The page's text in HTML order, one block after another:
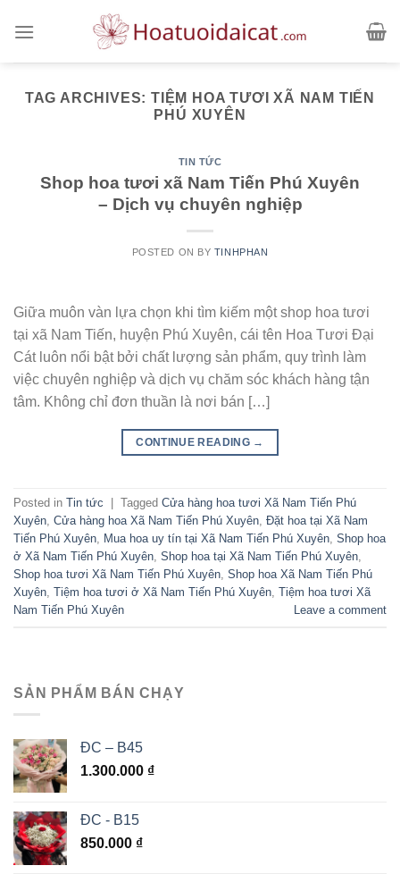
TAG ARCHIVES:TIỆM HOA TƯƠI XÃ NAM TIẾN
PHÚ XUYÊN
TIN TỨC
Shop hoa tươi xã Nam Tiến Phú Xuyên
– Dịch vụ chuyên nghiệp
POSTED ON BY TINHPHAN
Giữa muôn vàn lựa chọn khi tìm kiếm một shop hoa tươi
tại xã Nam Tiến, huyện Phú Xuyên, cái tên Hoa Tươi Đại
Cát luôn nổi bật bởi chất lượng sản phẩm, quy trình làm
việc chuyên nghiệp và dịch vụ chăm sóc khách hàng tận
tâm. Không chỉ đơn thuần là nơi bán […]
CONTINUE READING →
Posted in Tin tức Tagged Cửa hàng hoa tươi Xã Nam Tiến Phú
Xuyên Cửa hàng hoa Xã Nam Tiến Phú Xuyên Đặt hoa tại Xã Nam
Tiến Phú Xuyên
Mua hoa uy tín tại Xã Nam Tiến Phú Xuyên Shop hoa
ở Xã Nam Tiến Phú Xuyên Shop hoa tại Xã Nam Tiến Phú Xuyên
Shop hoa tươi Xã Nam Tiến Phú Xuyên Shop hoa Xã Nam Tiến Phú
Xuyên Tiệm hoa tươi ở Xã Nam Tiến Phú Xuyên Tiệm hoa tươi Xã
Nam Tiến Phú Xuyên
Leave a comment
SẢN PHẨM BÁN CHẠY
ĐC – B45
1.300.000 ₫
ĐC - B15
850.000 ₫